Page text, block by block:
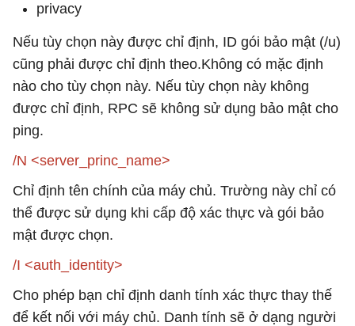
privacy
Nếu tùy chọn này được chỉ định, ID gói bảo mật (/u)
cũng phải được chỉ định theo.Không có mặc định
nào cho tùy chọn này. Nếu tùy chọn này không
được chỉ định, RPC sẽ không sử dụng bảo mật cho
ping.
/N <server_princ_name>
Chỉ định tên chính của máy chủ. Trường này chỉ có
thể được sử dụng khi cấp độ xác thực và gói bảo
mật được chọn.
/I <auth_identity>
Cho phép bạn chỉ định danh tính xác thực thay thế
để kết nối với máy chủ. Danh tính sẽ ở dạng người